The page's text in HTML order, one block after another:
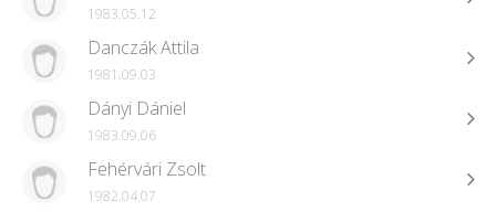
1983.05.12
Danczák Attila
1981.09.03
Dányi Dániel
1983.09.06
Fehérvári Zsolt
1982.04.07